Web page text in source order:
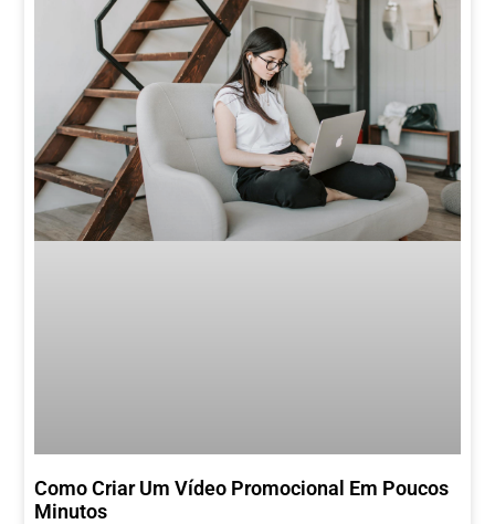
Como Criar Um Vídeo Promocional Em Poucos
Minutos